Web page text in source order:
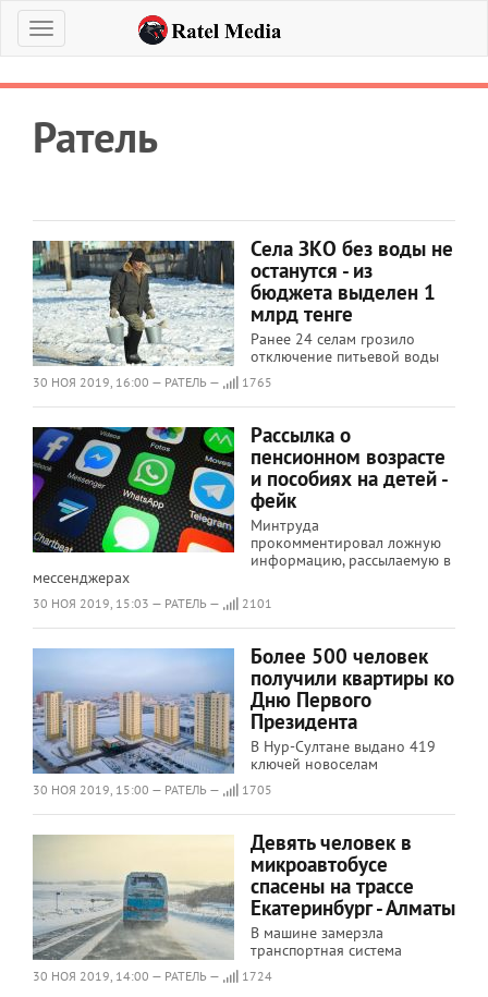
Меню
Ратель
Села ЗКО без воды не
останутся - из
бюджета выделен 1
млрд тенге
Ранее 24 селам грозило
отключение питьевой воды
30 НОЯ 2019, 16:00 — РАТЕЛЬ — 1765
Рассылка о
пенсионном возрасте
и пособиях на детей -
фейк
Минтруда
прокомментировал ложную
информацию, рассылаемую в
мессенджерах
30 НОЯ 2019, 15:03 — РАТЕЛЬ — 2101
Более 500 человек
получили квартиры ко
Дню Первого
Президента
В Нур-Султане выдано 419
ключей новоселам
30 НОЯ 2019, 15:00 — РАТЕЛЬ — 1705
Девять человек в
микроавтобусе
спасены на трассе
Екатеринбург - Алматы
В машине замерзла
транспортная система
30 НОЯ 2019, 14:00 — РАТЕЛЬ — 1724